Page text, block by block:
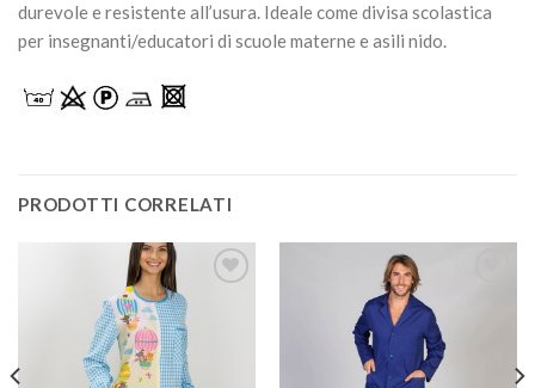
durevole e resistente all’usura. Ideale come divisa scolastica
per insegnanti/educatori di scuole materne e asili nido.
PRODOTTI CORRELATI